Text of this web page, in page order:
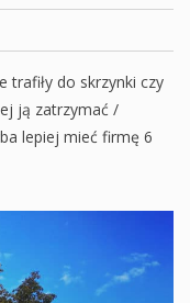
trafiły do skrzynki czy
ją zatrzymać /
lepiej mieć firmę 6